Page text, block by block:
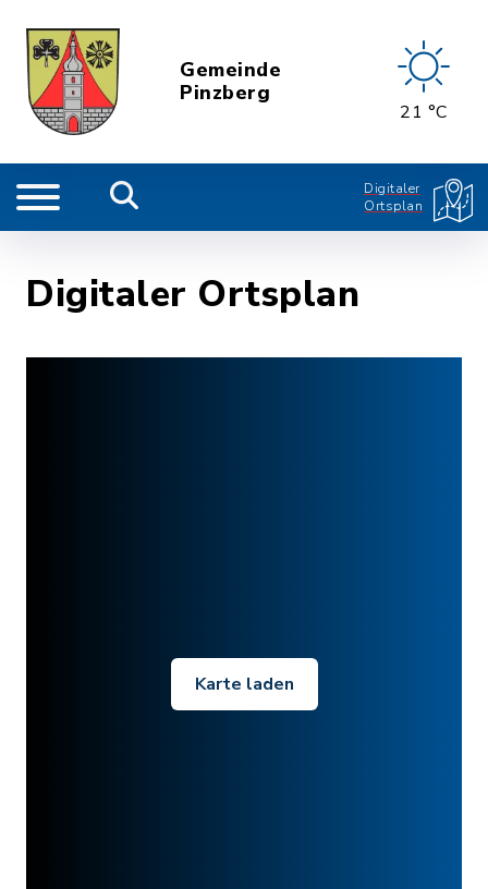
Gemeinde
Pinzberg
21 °C
Digitaler
Ortsplan
Digitaler Ortsplan
Karte laden